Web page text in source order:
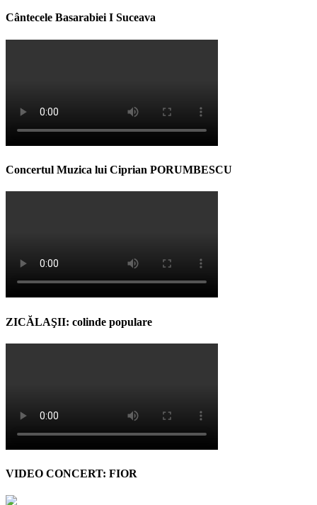
Cântecele Basarabiei I Suceava
Concertul Muzica lui Ciprian PORUMBESCU
ZICĂLAŞII: colinde populare
VIDEO CONCERT: FIOR